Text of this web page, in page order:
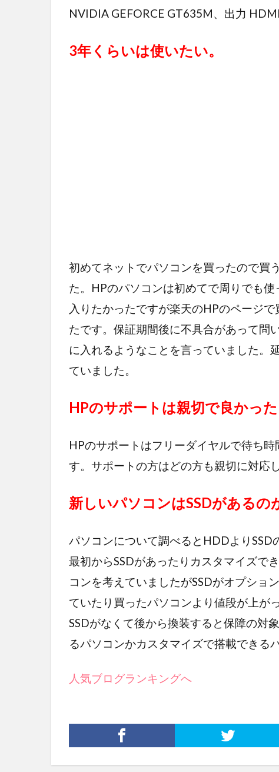
NVIDIA GEFORCE GT635M、出力
3年くらいは使いたい。
初めてネットでパソコンを買ったので買
た。HPのパソコンは初めてで周りでも
入りたかったですが楽天のHPのページ
たです。保証期間後に不具合があって問
に入れるようなことを言っていました。
ていました。
HPのサポートは親切で良かった
HPのサポートはフリーダイヤルで待ち
す。サポートの方はどの方も親切に対応
新しいパソコンはSSDがあるの
パソコンについて調べるとHDDよりSSD
最初からSSDがあったりカスタマイズで
コンを考えていましたがSSDがオプショ
ていたり買ったパソコンより値段が上が
SSDがなくて後から換装すると保障の対
るパソコンかカスタマイズで搭載できる
人気ブログランキングへ